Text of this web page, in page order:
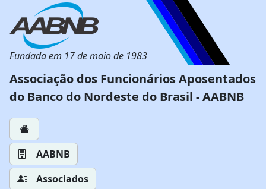
Fundada em 17 de maio de 1983
Associação dos Funcionários Aposentados
do Banco do Nordeste do Brasil - AABNB
AABNB
Associados